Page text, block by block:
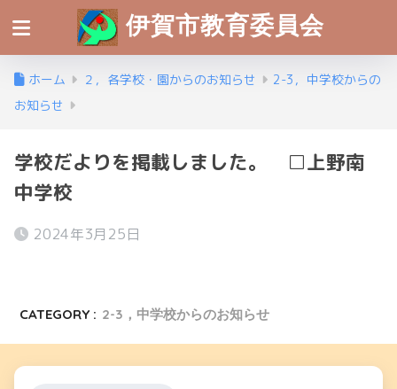
伊賀市教育委員会
ホーム ２，各学校・園からのお知らせ
2-3，中学校からの
お知らせ
学校だよりを掲載しました。 □上野南
中学校
2024年3月25日
CATEGORY : 2-3，中学校からのお知らせ